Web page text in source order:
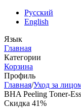
Русский
English
Язык
Главная
Категории
Корзина
Профиль
Главная/Уход за
BHA Peeling Toner-
Скидка 41%